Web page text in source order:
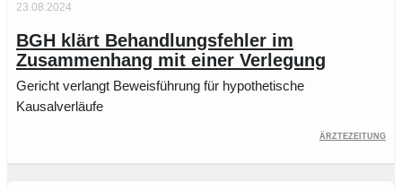
23.08.2024
BGH klärt Behandlungsfehler im
Zusammenhang mit einer Verlegung
Gericht verlangt Beweisführung für hypothetische
Kausalverläufe
ÄrzteZeitung